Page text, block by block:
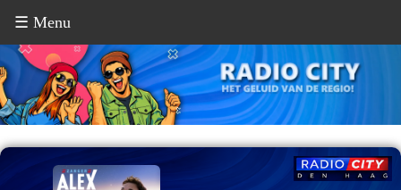
☰ Menu